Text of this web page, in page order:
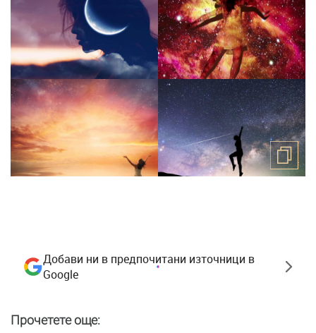
Добави ни в предпочитани източници в
Google
Прочетете още: